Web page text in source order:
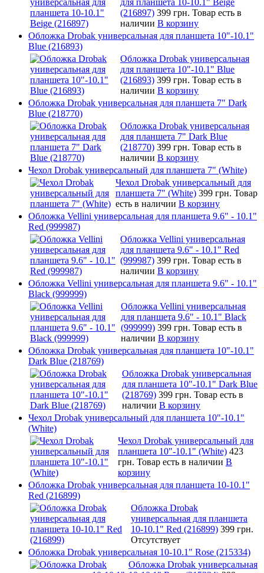
(216897) 399 грн. Товар есть в
наличии В корзину
Обложка Drobak универсальная для планшета 10"-10.1"
Blue (216893)
Обложка Drobak универсальная
для планшета 10"-10.1" Blue
(216893) 399 грн. Товар есть в
наличии В корзину
Обложка Drobak универсальная для планшета 7" Dark
Blue (218770)
Обложка Drobak универсальная
для планшета 7" Dark Blue
(218770) 399 грн. Товар есть в
наличии В корзину
Чехол Drobak универсальный для планшета 7" (White)
Чехол Drobak универсальный для
планшета 7" (White) 399 грн. Товар
есть в наличии В корзину
Обложка Vellini универсальная для планшета 9.6" - 10.1"
Red (999987)
Обложка Vellini универсальная
для планшета 9.6" - 10.1" Red
(999987) 399 грн. Товар есть в
наличии В корзину
Обложка Vellini универсальная для планшета 9.6" - 10.1"
Black (999999)
Обложка Vellini универсальная
для планшета 9.6" - 10.1" Black
(999999) 399 грн. Товар есть в
наличии В корзину
Обложка Drobak универсальная для планшета 10"-10.1"
Dark Blue (218769)
Обложка Drobak универсальная
для планшета 10"-10.1" Dark Blue
(218769) 399 грн. Товар есть в
наличии В корзину
Чехол Drobak универсальный для планшета 10"-10.1"
(White)
Чехол Drobak универсальный для
планшета 10"-10.1" (White) 423
грн. Товар есть в наличии В
корзину
Обложка Drobak универсальная для планшета 10-10.1"
Red (216899)
Обложка Drobak
универсальная для планшета
10-10.1" Red (216899) 399 грн.
Отсутствует
Обложка Drobak универсальная 10-10.1" Rose (215334)
Обложка Drobak универсальная